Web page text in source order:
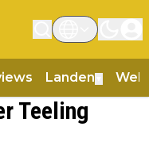
Landen
Teeling